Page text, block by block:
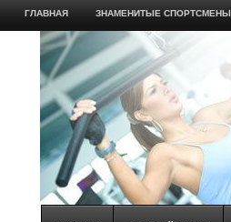
ГЛАВНАЯ ЗНАМЕНИТЫЕ СПОРТСМЕНЫ